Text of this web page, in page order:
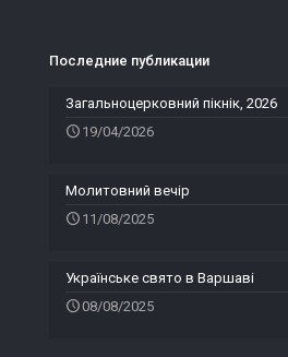
Последние публикации
Загальноцерковний пікнік, 2026
19/04/2026
Молитовний вечір
11/08/2025
Українське свято в Варшаві
08/08/2025